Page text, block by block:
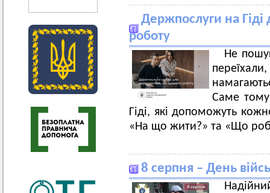
Держпослуги на Гіді
роботу
Не
Саме тому
Гіді, які допоможуть
«На що жити?» та «Що
8 cерпня – День